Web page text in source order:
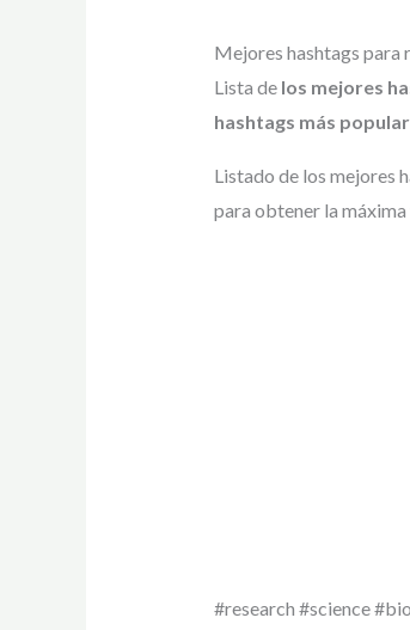
Mejores hashtags para
Lista de los mejores
hashtags más
Listado de los mejores
para obtener la
#research #science